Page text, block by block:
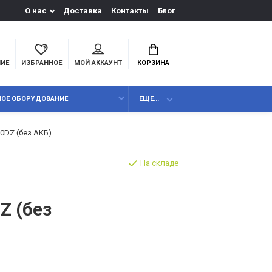
О нас Доставка Контакты Блог
ИЗБРАННОЕ МОЙ АККАУНТ КОРЗИНА
ОБОРУДОВАНИЕ ЕЩЕ...
(без АКБ)
(без
На складе